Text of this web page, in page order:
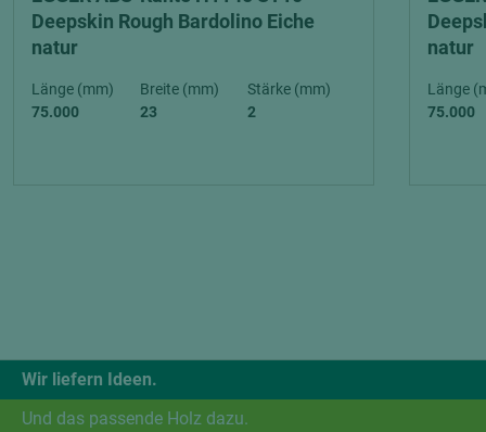
Deepskin Rough Bardolino Eiche
natur
Länge (mm)
75.000
Breite (mm)
23
Stärke (mm)
2
natur
Länge
75.000
Wir liefern Ideen.
Und das passende Holz dazu.